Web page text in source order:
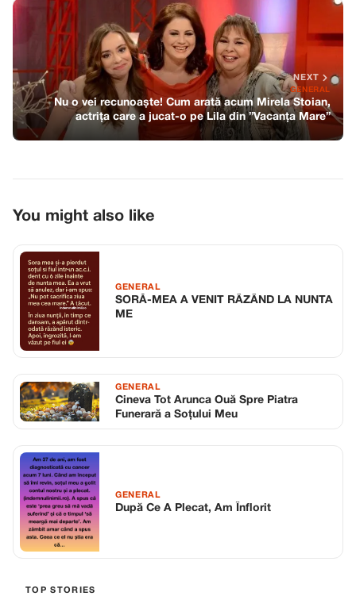
NEXT
GENERAL
Nu o vei recunoaște! Cum arată acum Mirela Stoian,
actrița care a jucat-o pe Lila din ”Vacanța Mare”
You might also like
GENERAL
SORĂ-MEA A VENIT RÂZÂND LA NUNTA
ME
GENERAL
Cineva Tot Arunca Ouă Spre Piatra
Funerară a Soțului Meu
GENERAL
După Ce A Plecat, Am Înflorit
TOP STORIES